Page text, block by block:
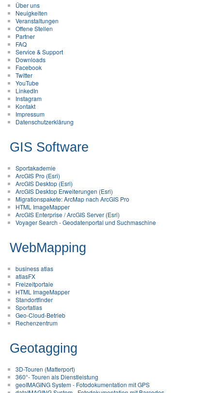
Über uns
Neuigkeiten
Veranstaltungen
Offene Stellen
Partner
FAQ
Service & Support
Downloads
Facebook
Twitter
YouTube
LinkedIn
Instagram
Kontakt
Impressum
Datenschutzerklärung
GIS Software
Sportakademie
ArcGIS Pro (Esri)
ArcGIS Desktop (Esri)
ArcGIS Desktop Erweiterungen (Esri)
Migrationspakete: ArcMap nach ArcGIS Pro
HTML ImageMapper
ArcGIS Enterprise / ArcGIS Server (Esri)
Voyager Search - Geodatenportal und Suchmaschine
WebMapping
business atlas
atlasFX
Freizeitportale
HTML ImageMapper
Standortfinder
Sportatlas
Geo-Cloud-Betrieb
Rechenzentrum
Geotagging
3D-Touren (Matterport)
360°- Touren als Dienstleistung
geoIMAGING System - Fotodokumentation mit GPS